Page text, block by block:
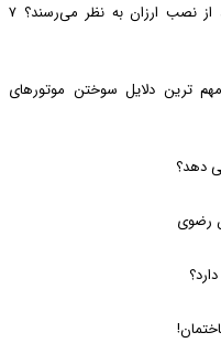
چرا بعضی درب‌های اتاق خواب مدرن بعد از نصب ارزان به نظر می‌رسند؟ ۷
ترین دلایل سوختن موتورهای
دهد؟